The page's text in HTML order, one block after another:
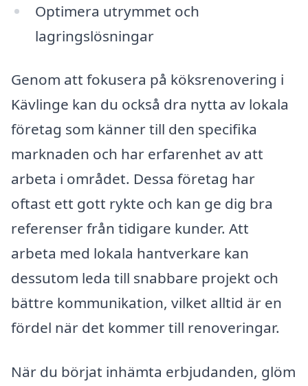
Optimera utrymmet och
lagringslösningar
Genom att fokusera på köksrenovering i
Kävlinge kan du också dra nytta av lokala
företag som känner till den specifika
marknaden och har erfarenhet av att
arbeta i området. Dessa företag har
oftast ett gott rykte och kan ge dig bra
referenser från tidigare kunder. Att
arbeta med lokala hantverkare kan
dessutom leda till snabbare projekt och
bättre kommunikation, vilket alltid är en
fördel när det kommer till renoveringar.
När du börjat inhämta erbjudanden, glöm